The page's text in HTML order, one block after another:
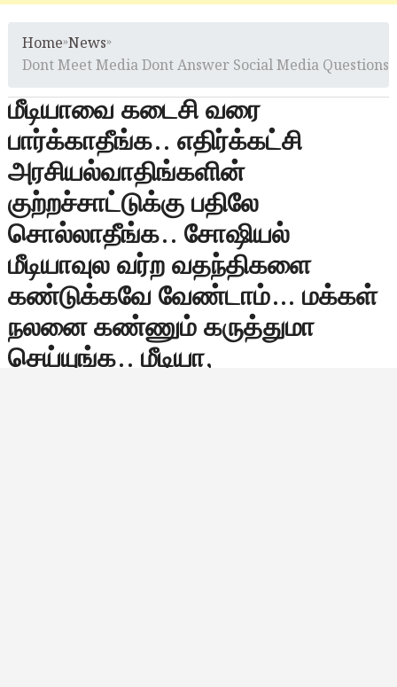
Home»News»
Dont Meet Media Dont Answer Social Media Questions
மீடியாவை கடைசி வரை
பார்க்காதீங்க.. எதிர்க்கட்சி
அரசியல்வாதிங்களின்
குற்றச்சாட்டுக்கு பதிலே
சொல்லாதீங்க.. சோஷியல்
மீடியாவுல வர்ற வதந்திகளை
கண்டுக்கவே வேண்டாம்… மக்கள்
நலனை கண்ணும் கருத்துமா
செய்யுங்க.. மீடியா,